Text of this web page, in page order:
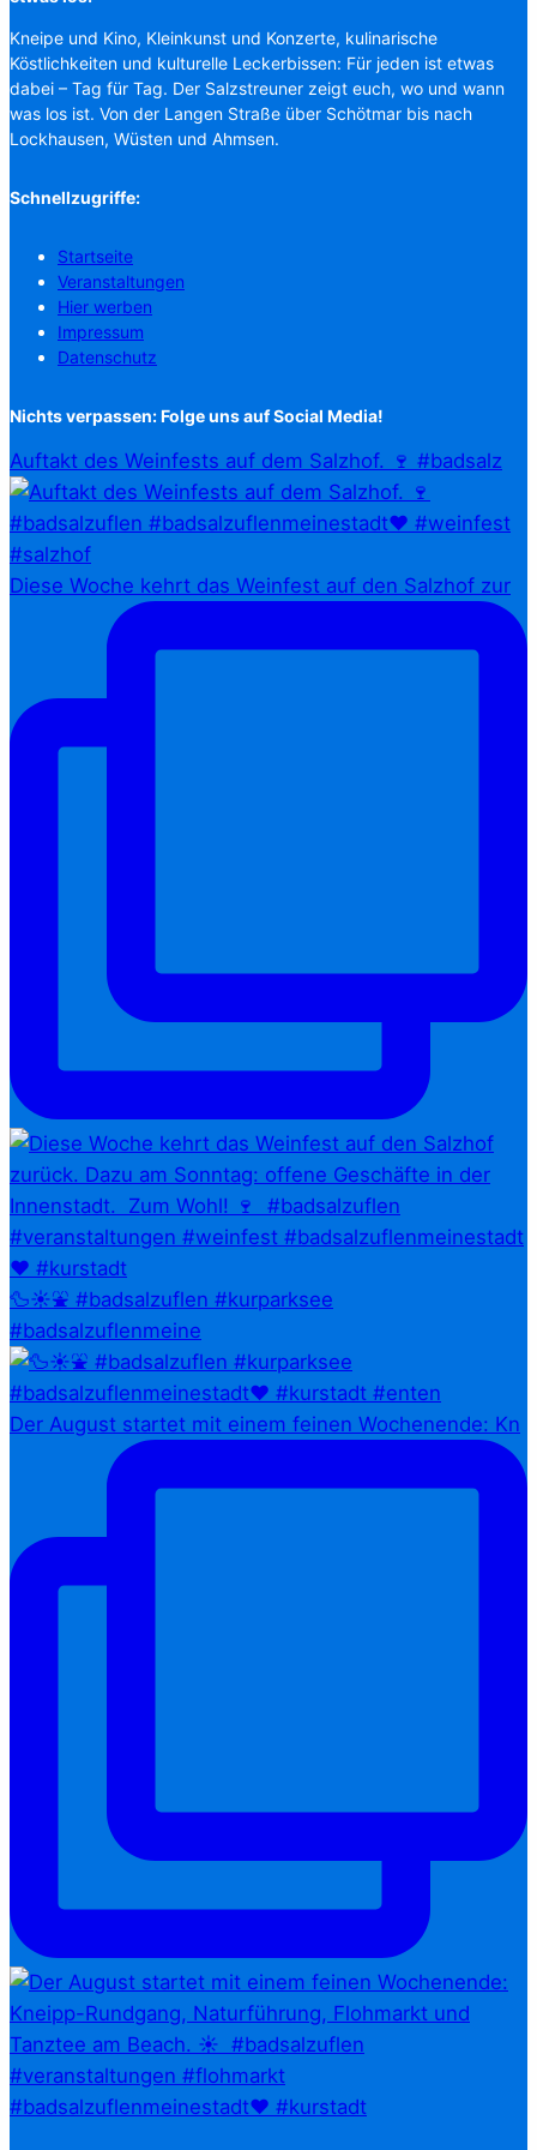
Kneipe und Kino, Kleinkunst und Konzerte, kulinarische
Köstlichkeiten und kulturelle Leckerbissen: Für jeden ist etwas
dabei – Tag für Tag. Der Salzstreuner zeigt euch, wo und wann
was los ist. Von der Langen Straße über Schötmar bis nach
Lockhausen, Wüsten und Ahmsen.
Schnellzugriffe:
Startseite
Veranstaltungen
Hier werben
Impressum
Datenschutz
Nichts verpassen: Folge uns auf Social Media!
Auftakt des Weinfests auf dem Salzhof. 🍷 #badsalz
Diese Woche kehrt das Weinfest auf den Salzhof zur
🦆☀️⛲ #badsalzuflen #kurparksee
#badsalzuflenmeine
Der August startet mit einem feinen Wochenende: Kn